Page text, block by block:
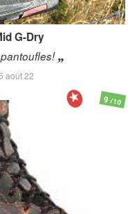
G-Dry
août 22
9/10